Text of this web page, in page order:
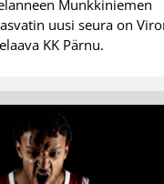
Munkkiniemen
uusi seura on
KK Pärnu.